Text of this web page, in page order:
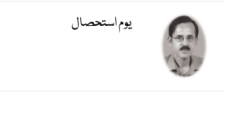
یوم استحصال